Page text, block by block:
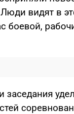
видят в
боевой,
заседания